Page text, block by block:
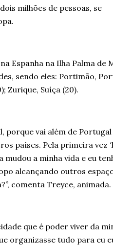
milhões de pessoas, se
Espanha na Ilha Palma de
sendo eles: Portimão,
Zurique, Suíça (20).
porque vai além de
países. Pela primeira vez
mudou a minha vida e eu
alcançando outros
comenta Treyce, animada.
que é poder viver da
organizasse tudo para eu